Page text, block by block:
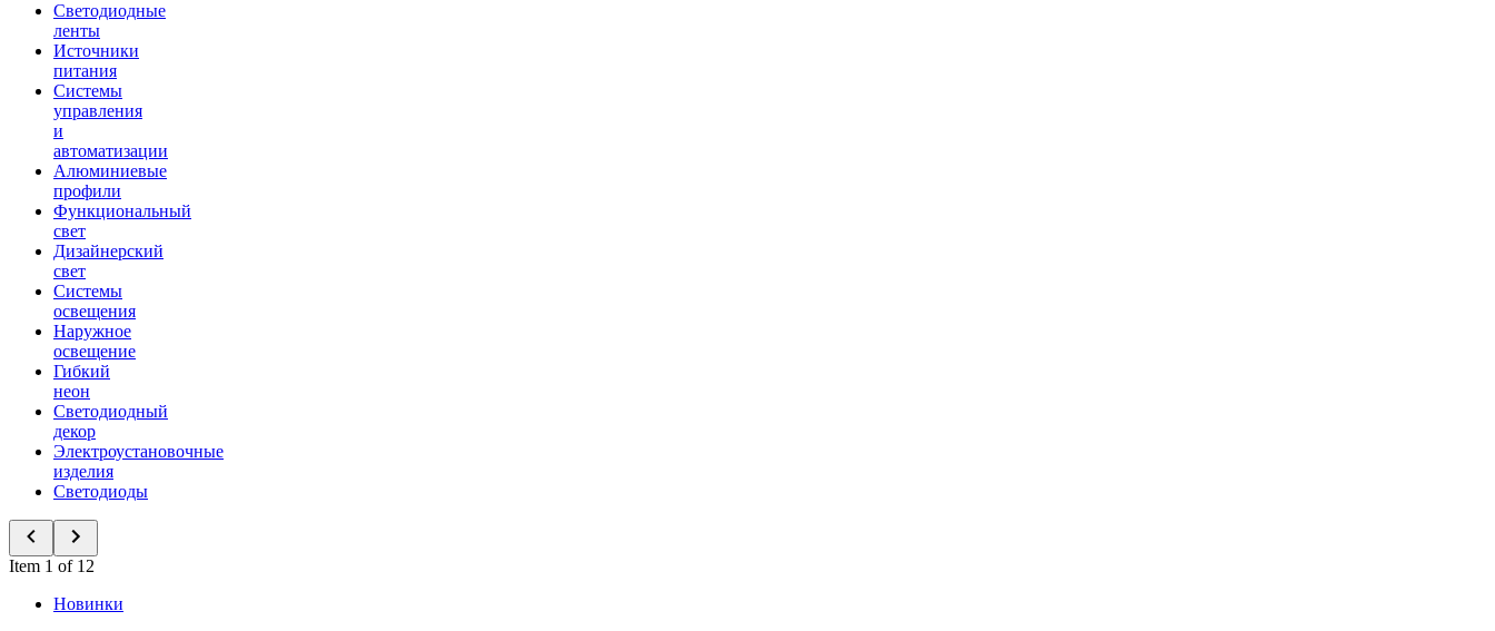
Светодиодные
ленты
Источники
питания
Системы
управления
и
автоматизации
Алюминиевые
профили
Функциональный
свет
Дизайнерский
свет
Системы
освещения
Наружное
освещение
Гибкий
неон
Светодиодный
декор
Электроустановочные
изделия
Светодиоды
Item 1 of 12
Новинки